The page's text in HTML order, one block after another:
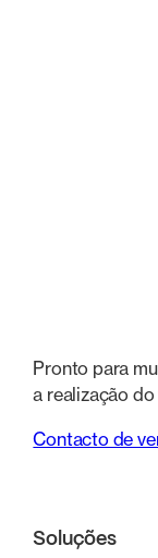
Pronto para
a realização
Contacto de
Soluções